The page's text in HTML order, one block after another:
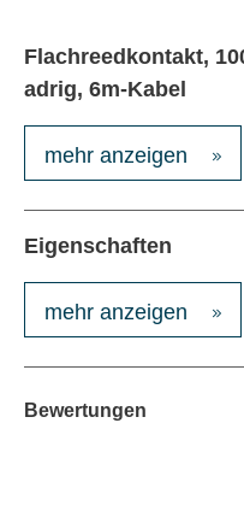
Flachreedkontakt,
adrig, 6m-Kabel
mehr anzeigen
Eigenschaften
mehr anzeigen
Bewertungen